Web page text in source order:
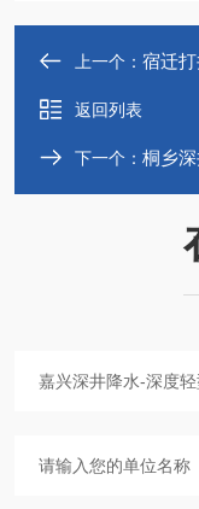
上一个： 宿迁
返回列表
下一个： 桐乡